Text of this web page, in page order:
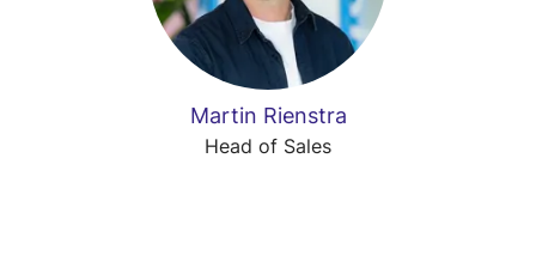
Martin Rienstra
Head of Sales